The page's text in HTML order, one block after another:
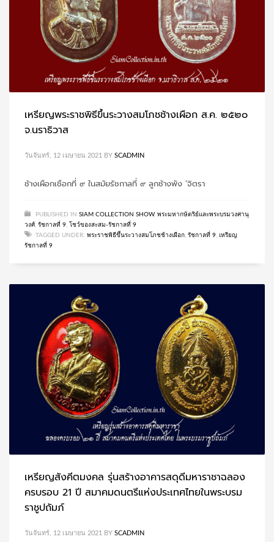
เหรียญพระราชพิธีขึ้นระวางสมโภชช้างเผือก ส.ค. ๒๕๒๐
จ.นราธิวาส
วันจันทร์, 12 เมษายน 2021 BY SCADMIN
ช้างเผือกเชือกที่ ๙ ในสมัยรัชกาลที่ ๙ ลูกช้างพัง ‘จิตรา
PUBLISHED IN SIAM COLLECTION SHOW, พระมหากษัตริย์และพระบรมวงศานุ
วงศ์ รัชกาลที่ 9
โชว์ของสะสม-รัชกาลที่ 9
TAGGED UNDER: พระราชพิธีขึ้นระวางสมโภชช้างเผือก รัชกาลที่ 9 เหรียญ
รัชกาลที่ 9
เหรียญสังคีตมงคล รุ่นสร้างอาคารสดุดีมหาราชาฉลอง
ครบรอบ 21 ปี สมาคมดนตรีแห่งประเทศไทยในพระบรม
ราชูปถัมภ์
วันจันทร์, 12 เมษายน 2021 BY SCADMIN